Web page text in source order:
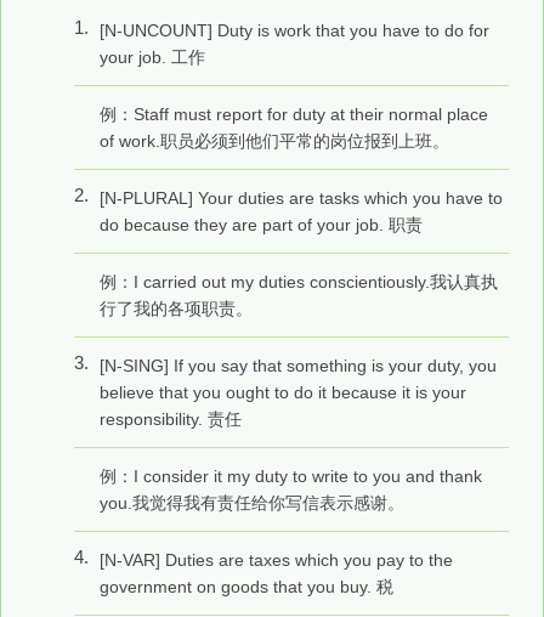
1.
[N-UNCOUNT] Duty is work that you have to do for
your job. 工作
例：Staff must report for duty at their normal place
of work.职员必须到他们平常的岗位报到上班。
2.
[N-PLURAL] Your duties are tasks which you have to
do because they are part of your job. 职责
例：I carried out my duties conscientiously.我认真执
行了我的各项职责。
3.
[N-SING] If you say that something is your duty, you
believe that you ought to do it because it is your
responsibility. 责任
例：I consider it my duty to write to you and thank
you.我觉得我有责任给你写信表示感谢。
4.
[N-VAR] Duties are taxes which you pay to the
government on goods that you buy. 税